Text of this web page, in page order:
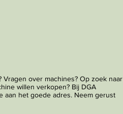
Vragen over machines? Op zoek naar
willen verkopen? Bij DGA
aan het goede adres. Neem gerust